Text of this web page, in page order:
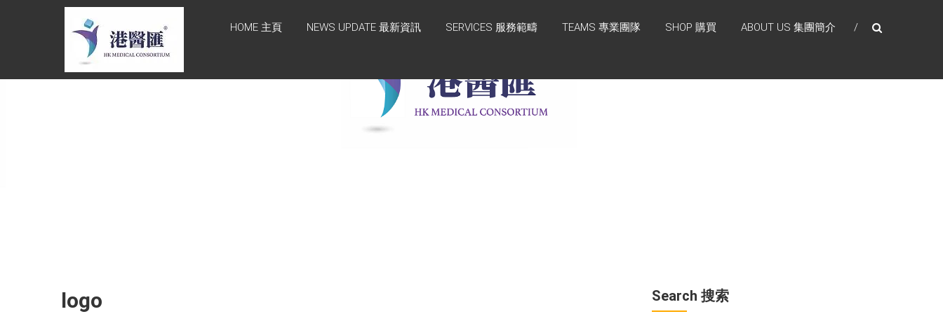
HONG KONG
MEDICAL
CONSORTIUM
至 Email:
enquiry@hkmcgroup.com
HOME 主頁 NEWS UPDATE 最新資訊 SERVICES 服務範疇 TEAMS 專業團隊 SHOP 購買 ABOUT US 集團簡介
logo Search 搜索